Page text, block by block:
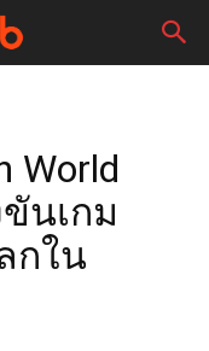
World
นเกม
กใน